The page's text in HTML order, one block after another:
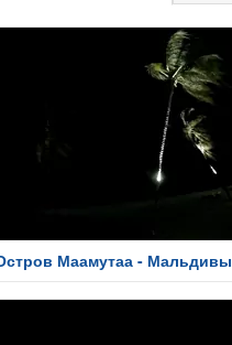
Маамутаа - Мальдивы